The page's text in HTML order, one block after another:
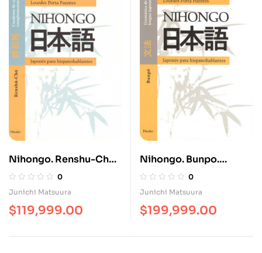
Nihongo. Renshu-Cho
2. Cuaderno De
Ejercicios
0
Junichi Matsuura
$119,999.00
Nihongo. Bunpo.
Gramática De La
Lengua Japonesa
0
Junichi Matsuura
$199,999.00